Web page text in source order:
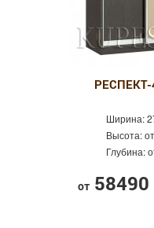
Ширина:
Высота:
Глубина:
от 58490